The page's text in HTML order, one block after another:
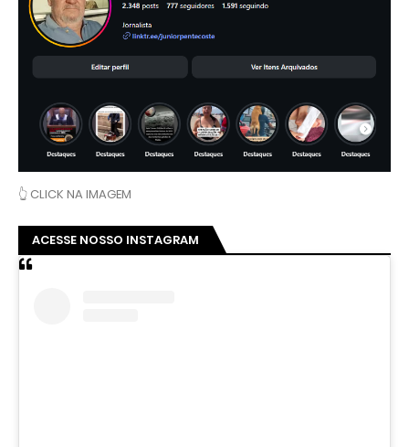
👆 CLICK NA IMAGEM
ACESSE NOSSO INSTAGRAM